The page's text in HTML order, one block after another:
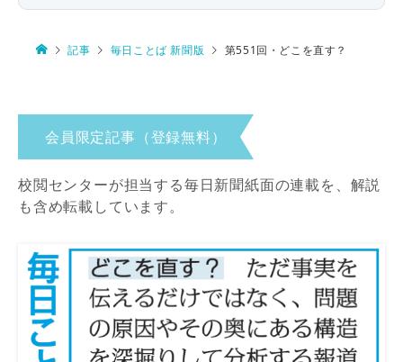
記事 毎日ことば 新聞版 第551回・どこを直す？
会員限定記事（登録無料）
校閲センターが担当する毎日新聞紙面の連載を、解説
も含め転載しています。